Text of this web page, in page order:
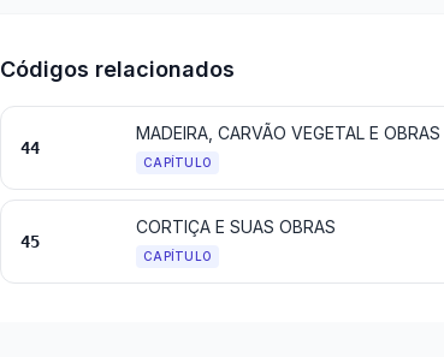
Códigos relacionados
44
MADEIRA, CARVÃO VEGETAL E
CAPÍTULO
45
CORTIÇA E SUAS OBRAS
CAPÍTULO